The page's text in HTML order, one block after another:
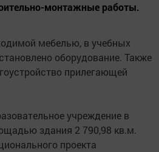
монтажные работы.
мебелью, в учебных
оборудование. Также
прилегающей
учреждение в
здания 2 790,98 кв.м.
проекта